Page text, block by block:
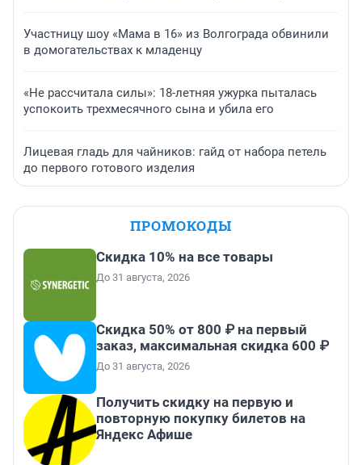
Участницу шоу «Мама в 16» из Волгограда обвинили
в домогательствах к младенцу
«Не рассчитала силы»: 18-летняя ужурка пыталась
успокоить трехмесячного сына и убила его
Лицевая гладь для чайников: гайд от набора петель
до первого готового изделия
ПРОМОКОДЫ
Скидка 10% на все товары
До 31 августа, 2026
Скидка 50% от 800 ₽ на первый
заказ, максимальная скидка 600 ₽
До 31 августа, 2026
Получить скидку на первую и
повторную покупку билетов на
Яндекс Афише